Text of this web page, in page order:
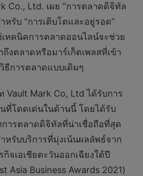
Co., Ltd. เผย “การตลาดดิจิทัล
หรับ “การเติบโตและอยู่รอด”
ทคนิคการตลาดออนไลน์จะช่วย
ถึงตลาดหรือมาร์เก็ตเพลสที่เข้า
ธีการตลาดแบบเดิมๆ
Vault Mark Co, Ltd ได้รับการ
ที่โดดเด่นในด้านนี้ โดยได้รับ
การตลาดดิจิทัลที่น่าเชื่อถือที่สุด
หรับบริการที่มุ่งเน้นผลลัพธ์จาก
กิจเอเชียตะวันออกเฉียงใต้ปี
Asia Business Awards 2021)